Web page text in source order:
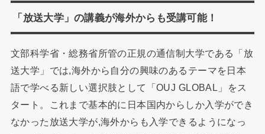
「放送大学」の講義が海外からも受講可能！
文部科学省・総務省所管の正規の通信制大学である「放
送大学」では,海外から自分の興味のあるテーマを日本
語で学べる新しい選択肢として「OUJ GLOBAL」をス
タート。これまで基本的に日本国内からしか入学ができ
なかった放送大学が,海外からも入学できるようになっ